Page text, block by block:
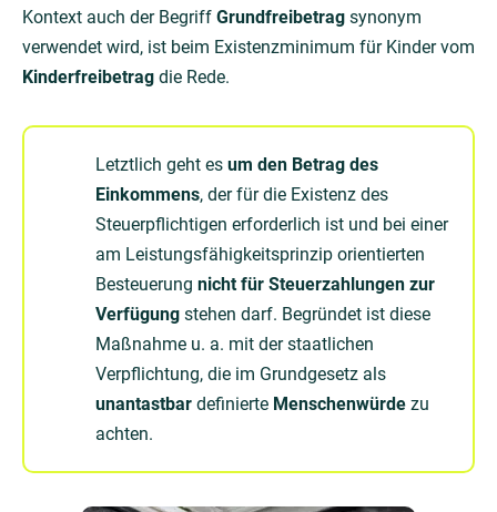
Kontext auch der Begriff Grundfreibetrag synonym
verwendet wird, ist beim Existenzminimum für Kinder vom
Kinderfreibetrag die Rede.
Letztlich geht es um den Betrag des
Einkommens, der für die Existenz des
Steuerpflichtigen erforderlich ist und bei einer
am Leistungsfähigkeitsprinzip orientierten
Besteuerung nicht für Steuerzahlungen zur
Verfügung stehen darf. Begründet ist diese
Maßnahme u. a. mit der staatlichen
Verpflichtung, die im Grundgesetz als
unantastbar definierte Menschenwürde zu
achten.